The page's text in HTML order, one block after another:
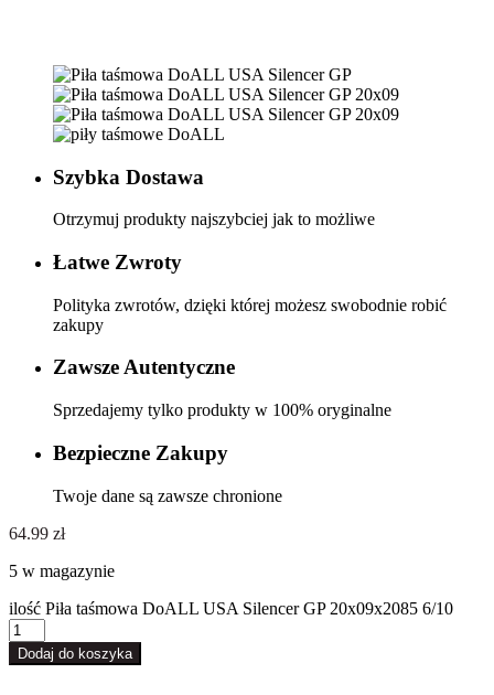
Szybka Dostawa
Otrzymuj produkty najszybciej jak to możliwe
Łatwe Zwroty
Polityka zwrotów, dzięki której możesz swobodnie robić
zakupy
Zawsze Autentyczne
Sprzedajemy tylko produkty w 100% oryginalne
Bezpieczne Zakupy
Twoje dane są zawsze chronione
64.99 zł
5 w magazynie
ilość Piła taśmowa DoALL USA Silencer GP 20x09x2085 6/10
Dodaj do koszyka